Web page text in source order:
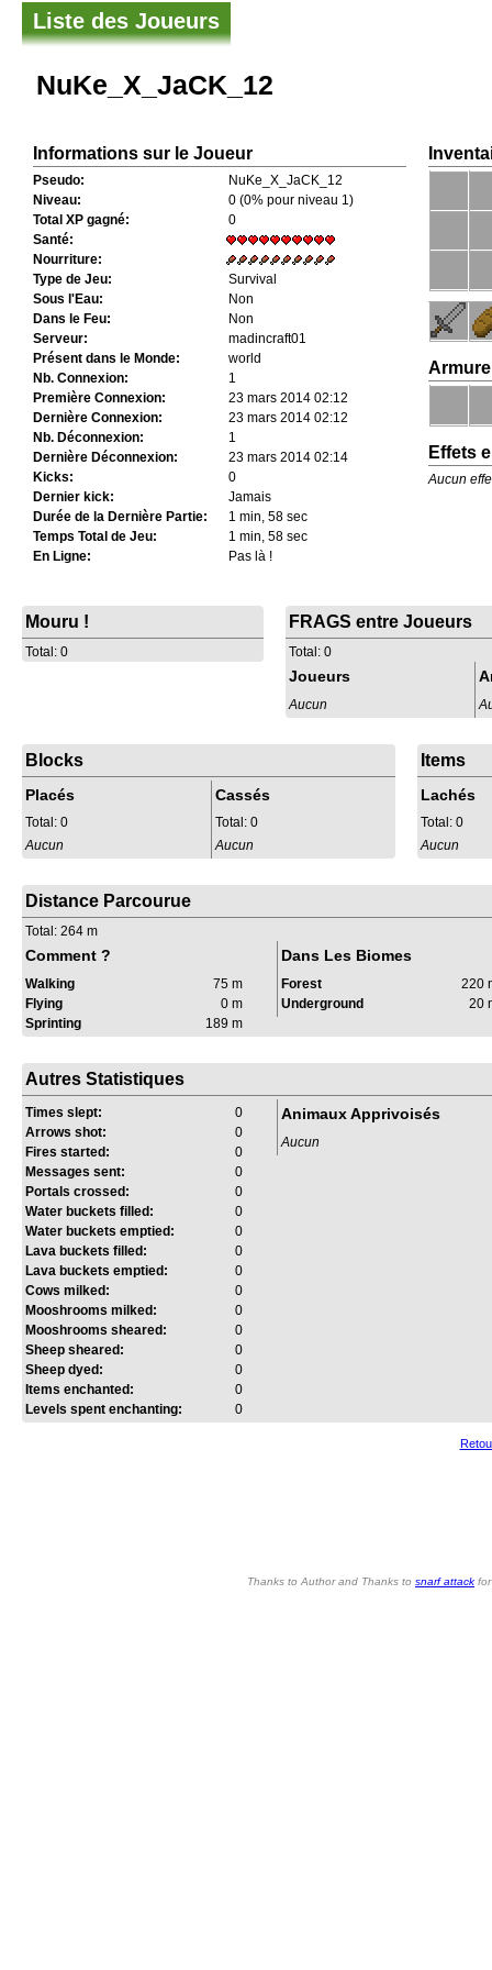
Liste des Joueurs
NuKe_X_JaCK_12
Informations sur le Joueur
Pseudo:
NuKe_X_JaCK_12
Niveau:
0 (0% pour niveau 1)
Total XP gagné:
0
Santé:
Nourriture:
Type de Jeu:
Survival
Sous l'Eau:
Non
Dans le Feu:
Non
Serveur:
madincraft01
Présent dans le Monde:
world
Nb. Connexion:
1
Première Connexion:
23 mars 2014 02:12
Dernière Connexion:
23 mars 2014 02:12
Nb. Déconnexion:
1
Dernière Déconnexion:
23 mars 2014 02:14
Kicks:
0
Dernier kick:
Jamais
Durée de la Dernière Partie:
1 min, 58 sec
Temps Total de Jeu:
1 min, 58 sec
En Ligne:
Pas là !
Armure
Effets
Aucun
Mouru !
Total: 0
FRAGS entre Joueurs
Total: 0
Joueurs
Aucun
Blocks
Placés
Total: 0
Aucun
Cassés
Total: 0
Aucun
Items
Lachés
Total: 0
Aucun
Distance Parcourue
Total: 264 m
Comment ?
Walking
75 m
Flying
0 m
Sprinting
189 m
Dans Les Biomes
Forest
220
Underground
20
Autres Statistiques
Times slept:
0
Arrows shot:
0
Fires started:
0
Messages sent:
0
Portals crossed:
0
Water buckets filled:
0
Water buckets emptied:
0
Lava buckets filled:
0
Lava buckets emptied:
0
Cows milked:
0
Mooshrooms milked:
0
Mooshrooms sheared:
0
Sheep sheared:
0
Sheep dyed:
0
Items enchanted:
0
Levels spent enchanting:
0
Animaux Apprivoisés
Aucun
Thanks to Author and Thanks to snarf attack